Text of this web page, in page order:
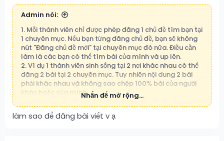
Admin nói:
1. Mỗi thành viên chỉ được phép đăng 1 chủ đề tìm bạn tại
1 chuyên mục. Nếu bạn từng đăng chủ đề, bạn sẽ không
nút "Đăng chủ đề mới" tại chuyên mục đó nữa. Điều cần
làm là các bạn có thể tìm bài của mình và up lên.
2. Ví dụ 1 thành viên sinh sống tại 2 nơi khác nhau có thể
đăng 2 bài tại 2 chuyên mục. Tuy nhiên nội dung 2 bài
phải khác nhau và không sao chép 100% bài của người
khác hoặc của mình.
Cố tình vi phạm đăng nhiều chủ đề tại nhiều chuyên mục
hoặc spam, sao chép 100% nội dung sẽ bị xóa và khóa
nick vĩnh viễn.
Nhấn để mở rộng...
làm sao để đăng bài viết v ạ